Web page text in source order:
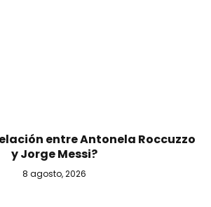
entre Antonela Roccuzzo
y Jorge Messi?
8 agosto, 2026